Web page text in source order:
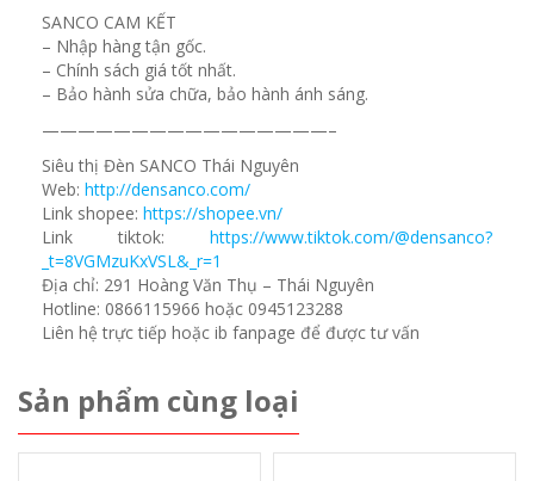
SANCO CAM KẾT
– Nhập hàng tận gốc.
– Chính sách giá tốt nhất.
– Bảo hành sửa chữa, bảo hành ánh sáng.
————————————————–
Siêu thị Đèn SANCO Thái Nguyên
Web: http://densanco.com/
Link shopee: https://shopee.vn/
Link tiktok: https://www.tiktok.com/@densanco?
_t=8VGMzuKxVSL&_r=1
Địa chỉ: 291 Hoàng Văn Thụ – Thái Nguyên
Hotline: 0866115966 hoặc 0945123288
Liên hệ trực tiếp hoặc ib fanpage để được tư vấn
Sản phẩm cùng loại